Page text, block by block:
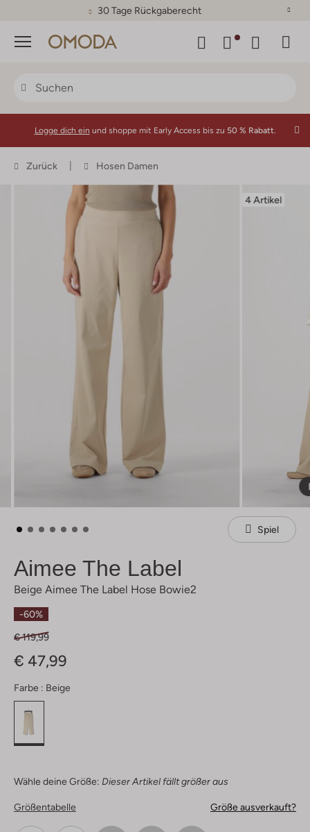
30 Tage Rückgaberecht
Menü
Logge dich ein und shoppe mit Early Access bis zu 50 % Rabatt.
Zurück Hosen Damen
4 Artikel
Spiel
Aimee The Label
Beige Aimee The Label Hose Bowie2
-60%
€ 119,99
€ 47,99
Farbe : Beige
Wähle deine Größe: Dieser Artikel fällt größer aus
Größentabelle Größe ausverkauft?